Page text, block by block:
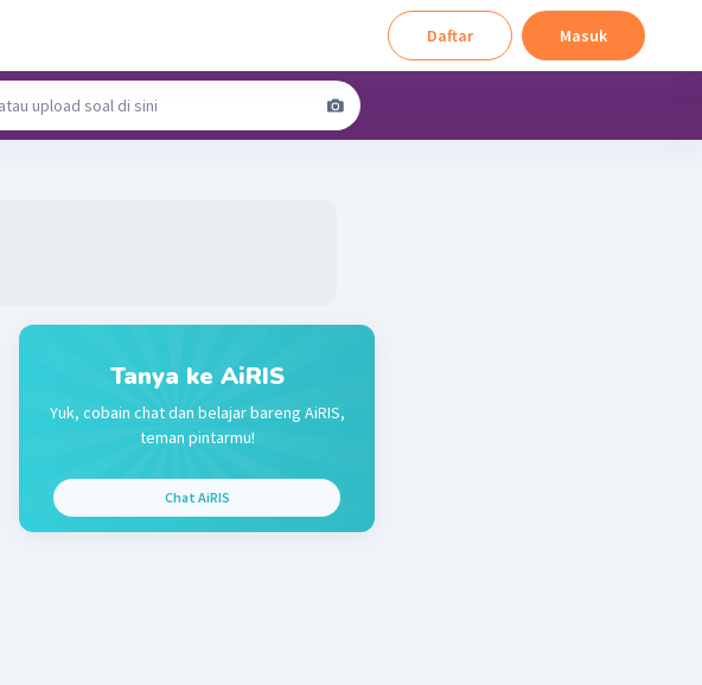
Daftar Masuk
Tanya ke AiRIS
Yuk, cobain chat dan belajar bareng AiRIS,
teman pintarmu!
Chat AiRIS